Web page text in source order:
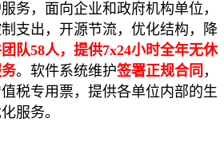
务，面向企业和政府机构单位，
支出，开源节流，优化结构，降
队58人，提供7x24小时全年无休
。软件系统维护签署正规合同 ，
税专用票，提供各单位内部的生
服务。